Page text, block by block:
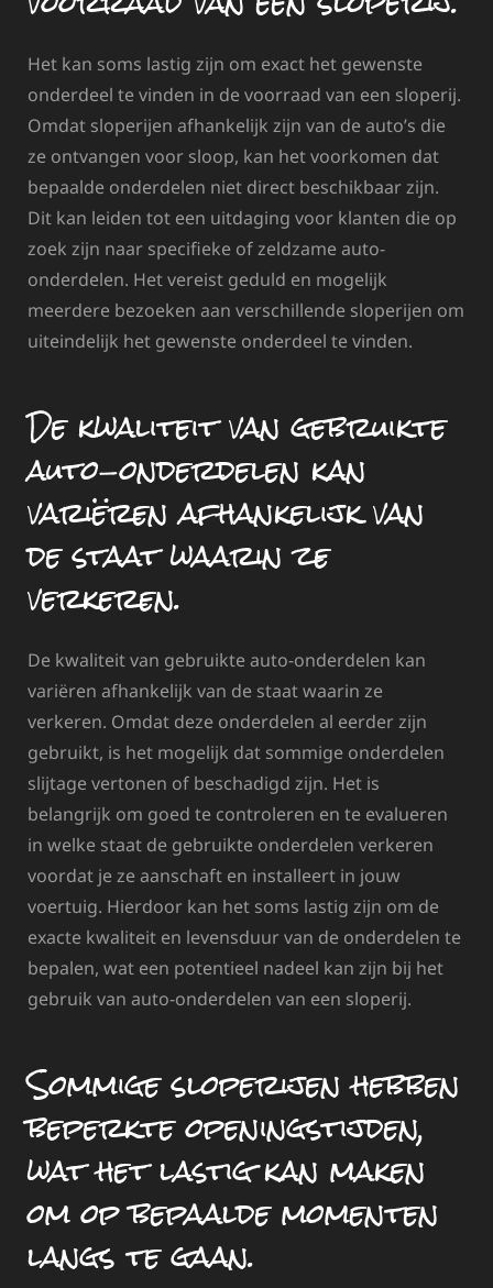
Het kan soms lastig zijn om exact het gewenste
onderdeel te vinden in de voorraad van een sloperij.
Omdat sloperijen afhankelijk zijn van de auto’s die
ze ontvangen voor sloop, kan het voorkomen dat
bepaalde onderdelen niet direct beschikbaar zijn.
Dit kan leiden tot een uitdaging voor klanten die op
zoek zijn naar specifieke of zeldzame auto-
onderdelen. Het vereist geduld en mogelijk
meerdere bezoeken aan verschillende sloperijen om
uiteindelijk het gewenste onderdeel te vinden.
De kwaliteit van gebruikte
auto-onderdelen kan
variëren afhankelijk van
de staat waarin ze
verkeren.
De kwaliteit van gebruikte auto-onderdelen kan
variëren afhankelijk van de staat waarin ze
verkeren. Omdat deze onderdelen al eerder zijn
gebruikt, is het mogelijk dat sommige onderdelen
slijtage vertonen of beschadigd zijn. Het is
belangrijk om goed te controleren en te evalueren
in welke staat de gebruikte onderdelen verkeren
voordat je ze aanschaft en installeert in jouw
voertuig. Hierdoor kan het soms lastig zijn om de
exacte kwaliteit en levensduur van de onderdelen te
bepalen, wat een potentieel nadeel kan zijn bij het
gebruik van auto-onderdelen van een sloperij.
Sommige sloperijen hebben
beperkte openingstijden,
wat het lastig kan maken
om op bepaalde momenten
langs te gaan.